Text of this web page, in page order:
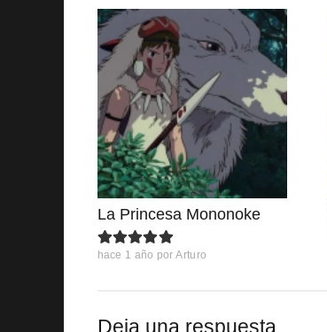
La Princesa Mononoke
hace 1 año por Arturo
Deja una respuesta